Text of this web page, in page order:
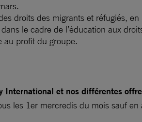
droits des migrants et réfugiés,
le cadre de l’éducation aux
au profit du groupe.
et nos différentes
les 1er mercredis du mois sauf en